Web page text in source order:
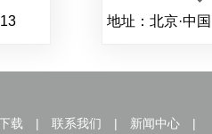
地址：北京·中
载 | 联系我们 | 新闻中心 |